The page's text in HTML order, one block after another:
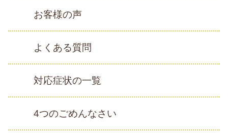
お客様の声
よくある質問
対応症状の一覧
4つのごめんなさい